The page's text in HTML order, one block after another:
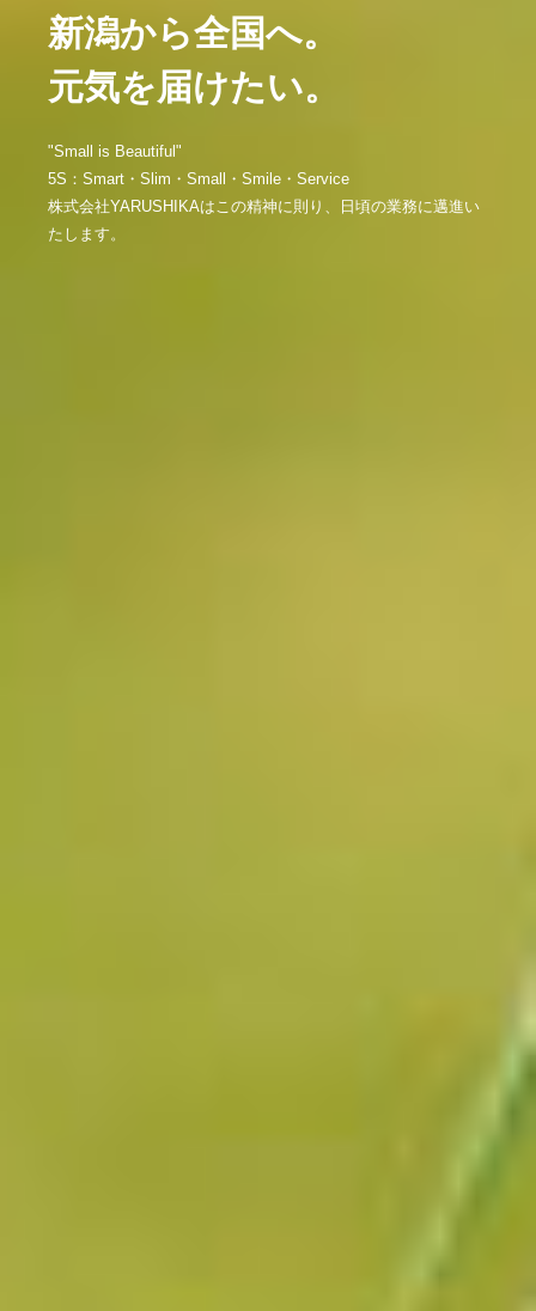
新潟から全国へ。
元気を届けたい。
"Small is Beautiful"
5S：Smart・Slim・Small・Smile・Service
株式会社YARUSHIKAはこの精神に則り、日頃の業務に邁進い
たします。